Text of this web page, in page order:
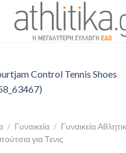
/ Γυναικεία / Γυναικεία
για Τενις